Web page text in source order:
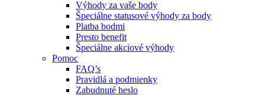
Výhody za vaše body
Špeciálne statusové výhody za body
Platba bodmi
Presto benefit
Špeciálne akciové výhody
Pomoc
FAQ’s
Pravidlá a podmienky
Zabudnuté heslo